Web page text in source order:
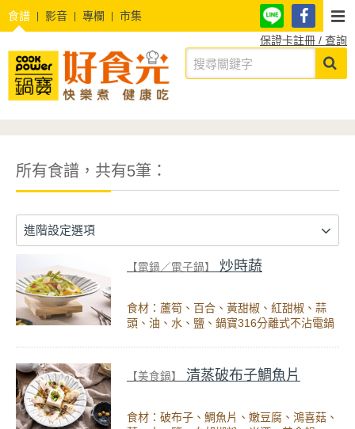
食譜 影音 專欄
市集
保證卡註冊 / 查詢
所有食譜，共有5筆：
進階設定選項
【電鍋／電子鍋】 炒時蔬
食材：蘆筍、百合、黃甜椒、紅甜椒、蒜
頭、油、水、鹽、鍋寶316分離式不沾電鍋
【美食鍋】 清蒸破布子鯛魚片
食材：破布子、鯛魚片、嫩豆腐、鴻喜菇、